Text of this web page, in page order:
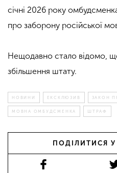
січні 2026 року
про заборону російської
Нещодавно стало відомо,
збільшення штату.
НОВИНИ ЕКСКЛЮЗИВ ЗАКОН
МОВНА ОМБУДСМЕНКА ШТРАФ
ПОДІЛИТИСЯ